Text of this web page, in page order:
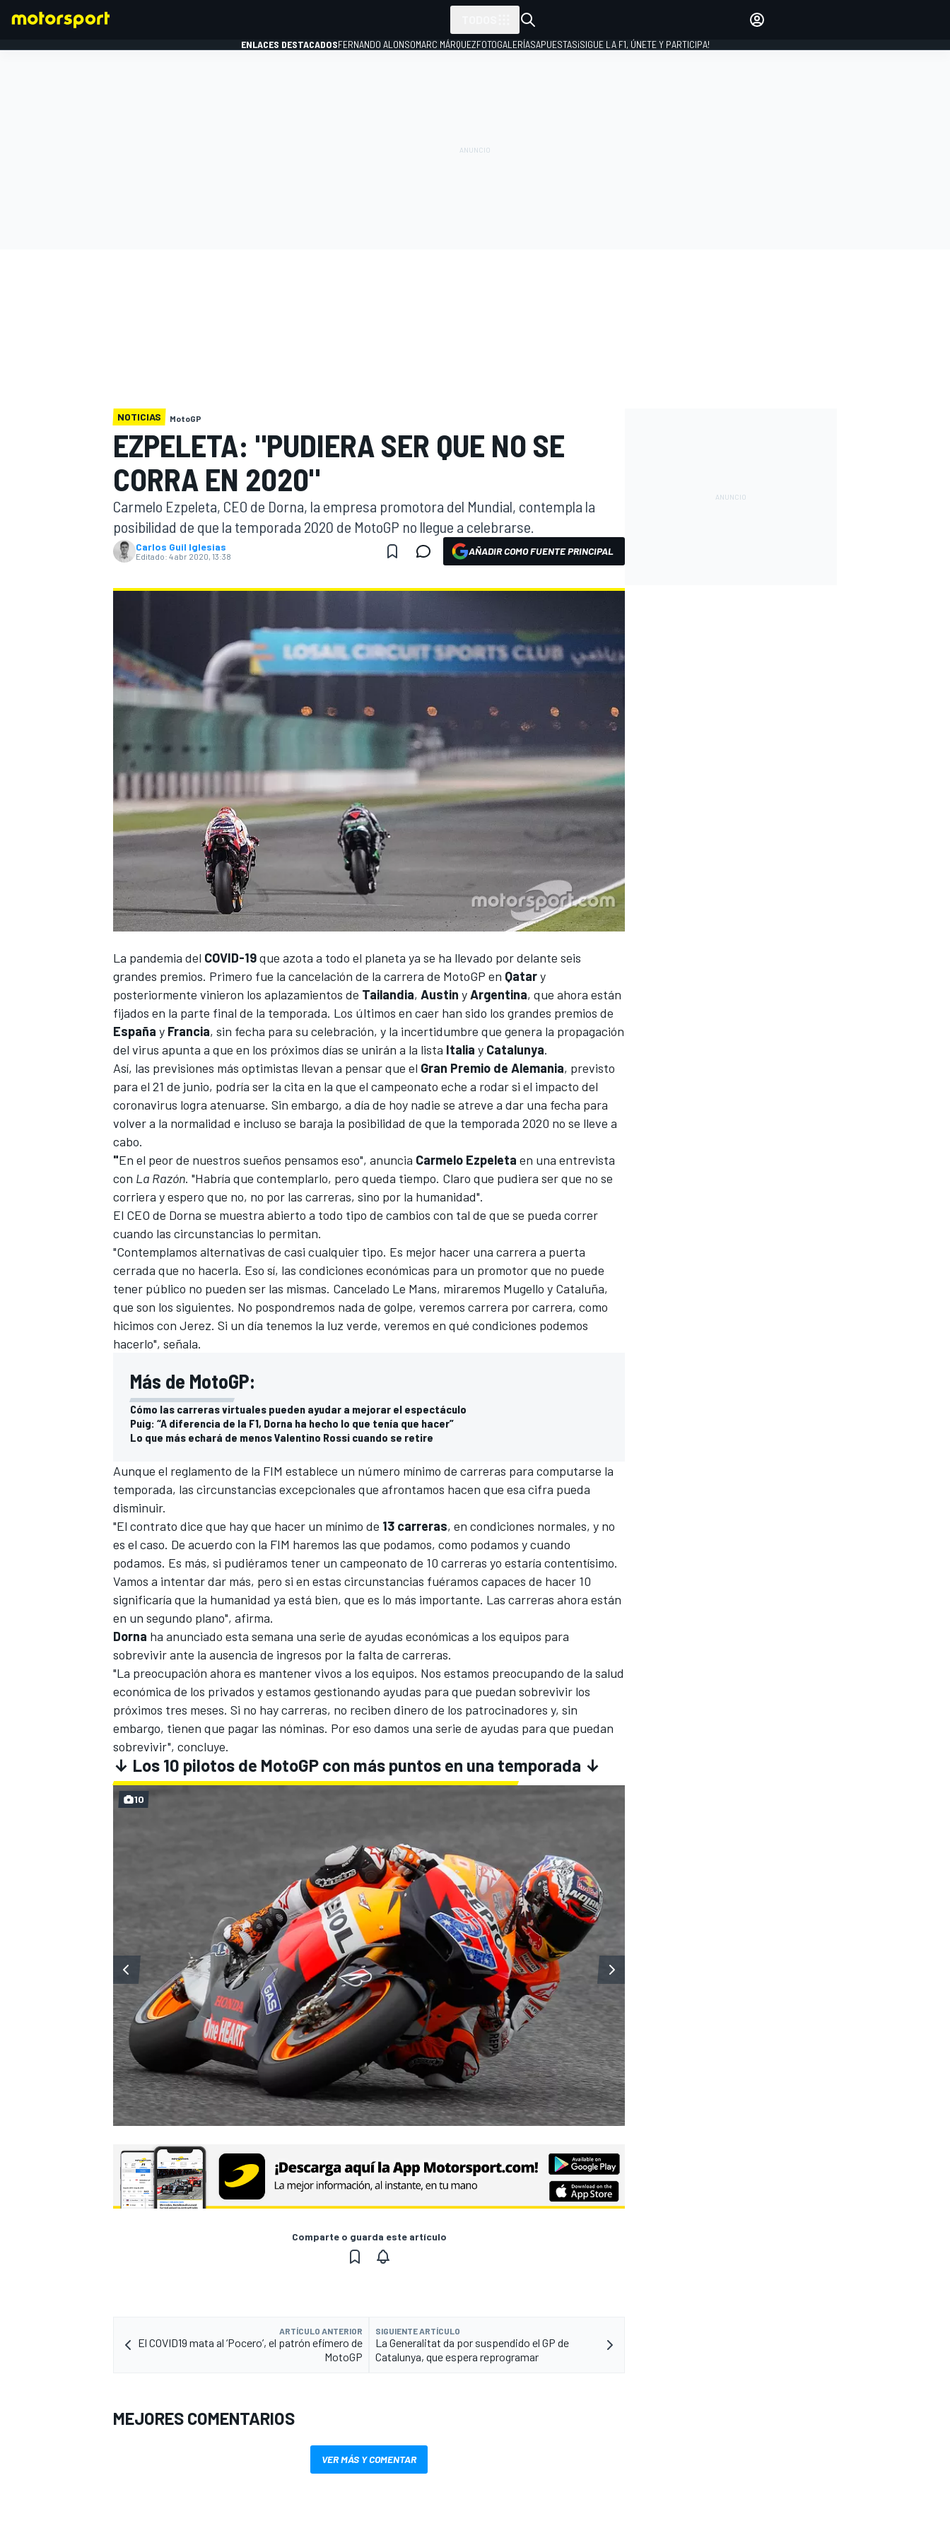
WEC
ENLACES DESTACADOSFERNANDO ALONSOMARC MÁRQUEZFOTOGALERÍASAPUESTAS¡SIGUE LA F1, ÚNETE Y PARTICIPA!
NOTICIAS MotoGP
EZPELETA: "PUDIERA SER QUE NO SE
CORRA EN 2020"
Carmelo Ezpeleta, CEO de Dorna, la empresa promotora del Mundial, contempla la
posibilidad de que la temporada 2020 de MotoGP no llegue a celebrarse.
Carlos Guil Iglesias
Editado: 4 abr 2020, 13:38 AÑADIR COMO FUENTE PRINCIPAL
La pandemia del COVID-19que azota a todo el planeta ya se ha llevado por delante seis
grandes premios. Primero fue la cancelación de la carrera de MotoGP en Qatary
posteriormente vinieron los aplazamientos de Tailandia, Austin yArgentina, que ahora están
fijados en la parte final de la temporada. Los últimos en caer han sido los grandes premios de
España y Francia, sin fecha para su celebración, y la incertidumbre que genera la propagación
del virus apunta a que en los próximos días se unirán a la lista Italia y Catalunya.
Así, las previsiones más optimistas llevan a pensar que el Gran Premio de Alemania, previsto
para el 21 de junio, podría ser la cita en la que el campeonato eche a rodar si el impacto del
coronavirus logra atenuarse. Sin embargo, a día de hoy nadie se atreve a dar una fecha para
volver a la normalidad e incluso se baraja la posibilidad de que la temporada 2020 no se lleve a
cabo.
"En el peor de nuestros sueños pensamos eso", anuncia Carmelo Ezpeleta en una entrevista
con La Razón. "Habría que contemplarlo, pero queda tiempo. Claro que pudiera ser que no se
corriera y espero que no, no por las carreras, sino por la humanidad".
El CEO de Dorna se muestra abierto a todo tipo de cambios con tal de que se pueda correr
cuando las circunstancias lo permitan.
"Contemplamos alternativas de casi cualquier tipo. Es mejor hacer una carrera a puerta
cerrada que no hacerla. Eso sí, las condiciones económicas para un promotor que no puede
tener público no pueden ser las mismas. Cancelado Le Mans, miraremos Mugello y Cataluña,
que son los siguientes. No pospondremos nada de golpe, veremos carrera por carrera, como
hicimos con Jerez. Si un día tenemos la luz verde, veremos en qué condiciones podemos
hacerlo", señala.
Más de MotoGP:
Cómo las carreras virtuales pueden ayudar a mejorar el espectáculo
Puig: “A diferencia de la F1, Dorna ha hecho lo que tenía que hacer”
Lo que más echará de menos Valentino Rossi cuando se retire
Aunque el reglamento de la FIM establece un número mínimo de carreras para computarse la
temporada, las circunstancias excepcionales que afrontamos hacen que esa cifra pueda
disminuir.
"El contrato dice que hay que hacer un mínimo de 13 carreras, en condiciones normales, y no
es el caso. De acuerdo con la FIM haremos las que podamos, como podamos y cuando
podamos. Es más, si pudiéramos tener un campeonato de 10 carreras yo estaría contentísimo.
Vamos a intentar dar más, pero si en estas circunstancias fuéramos capaces de hacer 10
significaría que la humanidad ya está bien, que es lo más importante. Las carreras ahora están
en un segundo plano", afirma.
Dorna ha anunciado esta semana una serie de ayudas económicas a los equipos para
sobrevivir ante la ausencia de ingresos por la falta de carreras.
"La preocupación ahora es mantener vivos a los equipos. Nos estamos preocupando de la salud
económica de los privados y estamos gestionando ayudas para que puedan sobrevivir los
próximos tres meses. Si no hay carreras, no reciben dinero de los patrocinadores y, sin
embargo, tienen que pagar las nóminas. Por eso damos una serie de ayudas para que puedan
sobrevivir", concluye.
↓ Los 10 pilotos de MotoGP con más puntos en una temporada ↓
10
Comparte o guarda este artículo
ARTÍCULO ANTERIOR
El COVID19 mata al ‘Pocero’, el patrón efímero de
MotoGP
SIGUIENTE ARTÍCULO
La Generalitat da por suspendido el GP de
Catalunya, que espera reprogramar
MEJORES COMENTARIOS
VER MÁS Y COMENTAR